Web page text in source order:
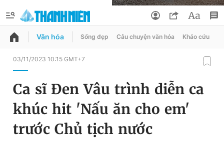
QUẢNG CÁO
Chuyên mục
Chuyên mục khác
Đổi mật khẩu
Tin đã lưu
Văn hóa Sống đẹp Câu chuyện văn hóa Khảo cứu
03/11/2023 10:15 GMT+7
Ca sĩ Đen Vâu trình diễn ca
khúc hit 'Nấu ăn cho em'
trước Chủ tịch nước